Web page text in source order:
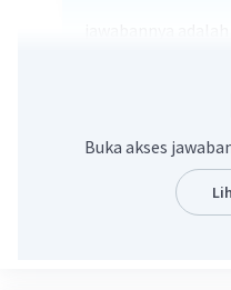
Lokasi
keterkaitan suatu
lokasi
apabila
berpengaruh
permukaan bumi.
Buka akses